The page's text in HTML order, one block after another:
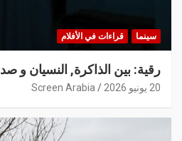
سينما قراءات في الأفلام
رقية: بين الذاكرة, النسيان و
20 يونيو 2026 Screen Arabia